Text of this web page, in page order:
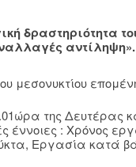
δραστηριότητα
αντίληψη».
μεσονυκτίου
της Δευτέρας
έννοιες : Χρόνος
Εργασία κατά